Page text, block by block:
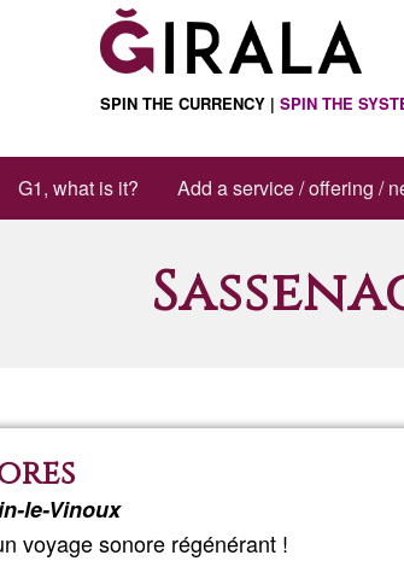
SPIN THE CURRENCY | SPIN THE
G1, what is it? Add a service / offering /
le-Vinoux
voyage sonore régénérant !